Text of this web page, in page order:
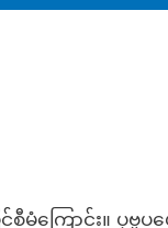
ြောင်း။ ပုဗ္ဗပ